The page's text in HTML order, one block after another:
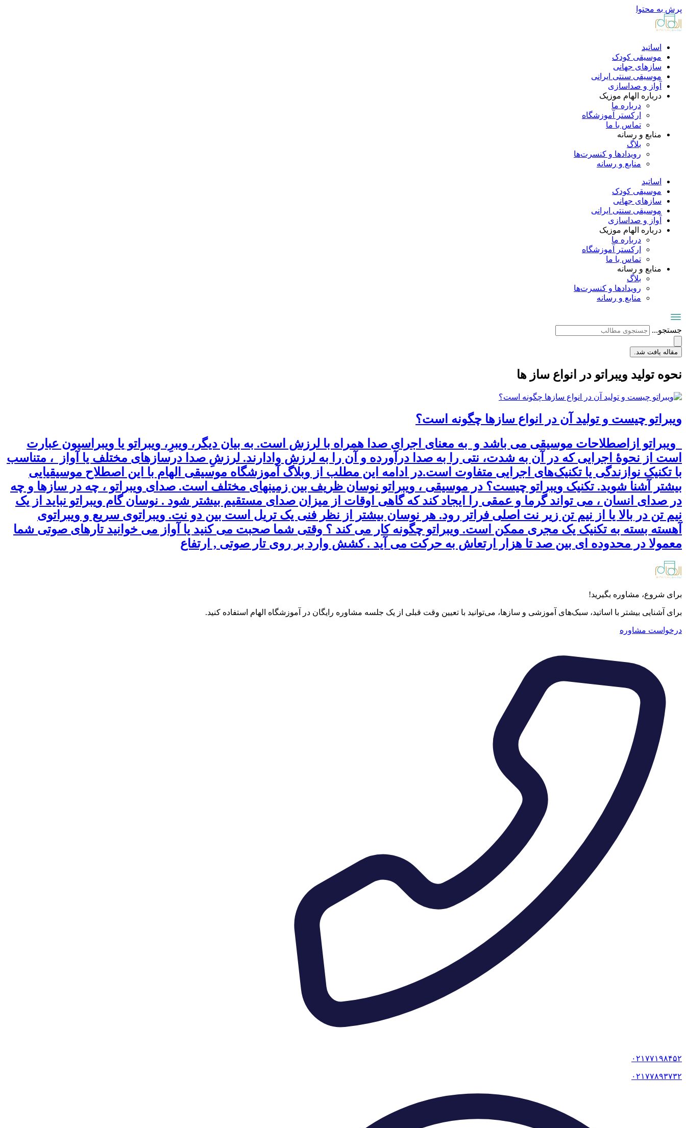
پرش به محتوا
اساتید
موسیقی کودک
سازهای جهانی
موسیقی سنتی ایرانی
آواز و صداسازی
درباره الهام موزیک
درباره ما
ارکستر آموزشگاه
تماس با ما
منابع و رسانه
بلاگ
رویدادها و کنسرت‌ها
منابع و رسانه
اساتید
موسیقی کودک
سازهای جهانی
موسیقی سنتی ایرانی
آواز و صداسازی
درباره الهام موزیک
درباره ما
ارکستر آموزشگاه
تماس با ما
منابع و رسانه
بلاگ
رویدادها و کنسرت‌ها
منابع و رسانه
جستجو...
مقاله یافت شد.
نحوه تولید ویبراتو در انواع ساز ها
ویبراتو چیست و تولید آن در انواع سازها چگونه است؟
ویبراتو ازاصطلاحات موسیقی می باشد و به معنای اجرای صدا همراه با لرزش است. به بیان دیگر، ویبرِ، ویبراتو یا ویبراسیون عبارت
است از نحوهٔ اجرایی که در آن به شدت، نتی را به صدا درآورده و آن را به لرزش وادارند. لرزشِ صدا درسازهای مختلف یا آواز ، متناسب
با تکنیک نوازندگی یا تکنیک‌های اجرایی متفاوت است.در ادامه این مطلب از وبلاگ آموزشگاه موسیقی الهام با این اصطلاح موسیقیایی
بیشتر آشنا شوید. تکنیک ویبراتو چیست؟ در موسیقی ، ویبراتو نوسان ظریف بین زمینهای مختلف است. صدای ویبراتو ، چه در سازها و چه
در صدای انسان ، می تواند گرما و عمقی را ایجاد کند که گاهی اوقات از میزان صدای مستقیم بیشتر شود . نوسان گام ویبراتو نباید از یک
نیم تن در بالا یا از نیم تن زیر نت اصلی فراتر رود. هر نوسان بیشتر از نظر فنی یک تریل است بین دو نت. ویبراتوی سریع و ویبراتوی
آهسته بسته به تکنیک یک مجری ممکن است. ویبراتو چگونه کار می کند ؟ وقتی شما صحبت می کنید یا آواز می خوانید تارهای صوتی شما
معمولا در محدوده ای بین صد تا هزار ارتعاش به حرکت می آید . کشش وارد بر روی تار صوتی , ارتفاع
برای شروع، مشاوره بگیرید!
برای آشنایی بیشتر با اساتید، سبک‌های آموزشی و سازها، می‌توانید با تعیین وقت قبلی از یک جلسه مشاوره رایگان در آموزشگاه الهام استفاده کنید.
درخواست مشاوره
۰۲۱۷۷۱۹۸۴۵۲
۰۲۱۷۷۸۹۳۷۳۲